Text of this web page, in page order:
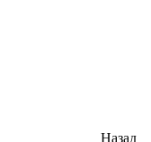
Назад